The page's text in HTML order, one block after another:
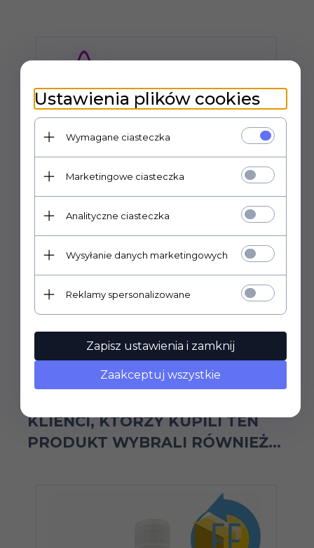
PRETTY LOVE - JOANNE, 12 function
KLIENCI, KTÓRZY KUPILI TEN
PRODUKT WYBRALI RÓWNIEŻ...
Ustawienia plików cookies
Wymagane ciasteczka
Marketingowe ciasteczka
Analityczne ciasteczka
Wysyłanie danych marketingowych
Reklamy spersonalizowane
Zapisz ustawienia i zamknij
Zaakceptuj wszystkie